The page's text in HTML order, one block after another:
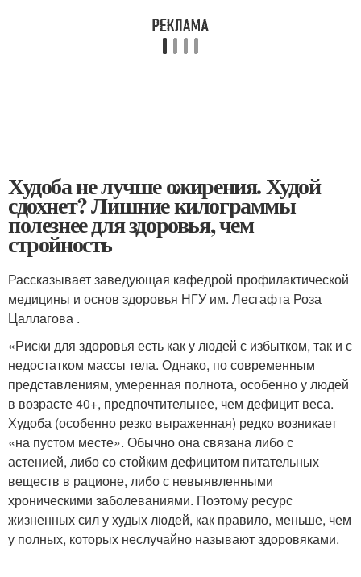
Худоба не лучше ожирения. Худой
сдохнет? Лишние килограммы
полезнее для здоровья, чем
стройность
Рассказывает заведующая кафедрой профилактической
медицины и основ здоровья НГУ им. Лесгафта Роза
Цаллагова .
«Риски для здоровья есть как у людей с избытком, так и с
недостатком массы тела. Однако, по современным
представлениям, умеренная полнота, особенно у людей
в возрасте 40+, предпочтительнее, чем дефицит веса.
Худоба (особенно резко выраженная) редко возникает
«на пустом месте». Обычно она связана либо с
астенией, либо со стойким дефицитом питательных
веществ в рационе, либо с невыявленными
хроническими заболеваниями. Поэтому ресурс
жизненных сил у худых людей, как правило, меньше, чем
у полных, которых неслучайно называют здоровяками.